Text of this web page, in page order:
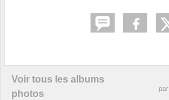
Voir tous les albums
photos
par